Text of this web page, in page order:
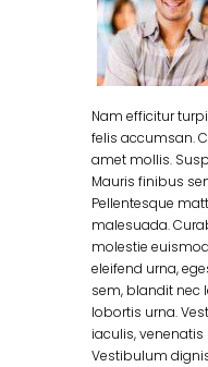
Nam efficitur
felis accumsan.
amet mollis.
Mauris finibus
Pellentesque
malesuada.
molestie
eleifend urna,
sem, blandit nec
lobortis urna.
iaculis,
Vestibulum